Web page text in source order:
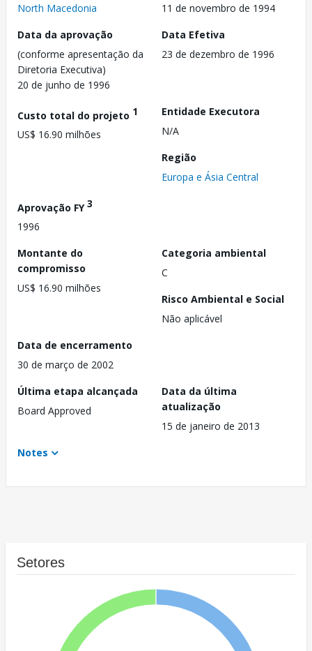
North Macedonia
11 de novembro de 1994
Data da aprovação
(conforme apresentação da
Diretoria Executiva)
20 de junho de 1996
Data Efetiva
23 de dezembro de 1996
Custo total do projeto 1
US$ 16.90 milhões
Entidade Executora
N/A
Região
Europa e Ásia Central
Aprovação FY3
1996
Montante do
compromisso
US$ 16.90 milhões
Categoria ambiental
C
Risco Ambiental e Social
Não aplicável
Data de encerramento
30 de março de 2002
Última etapa alcançada
Board Approved
Data da última
atualização
15 de janeiro de 2013
Notes
Setores